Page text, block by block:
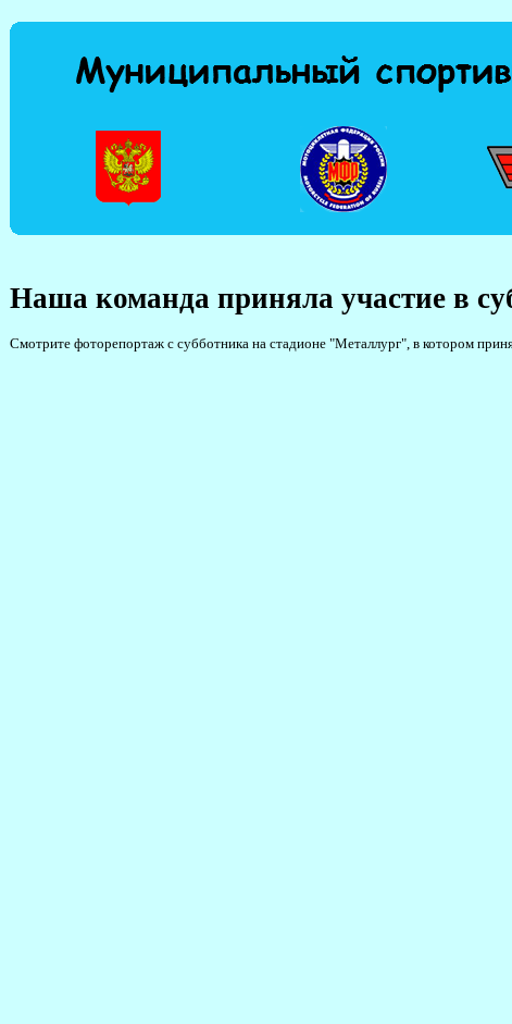
Наша команда приняла участие в
Смотрите фоторепортаж с субботника на стадионе "Металлург", в котором